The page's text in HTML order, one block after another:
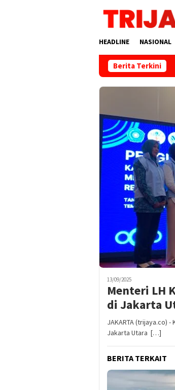
HEADLINE NASIONAL
Berita Terkini
13/09/2025
Menteri LH
di Jakarta
JAKARTA (trijaya.co)
Jakarta Utara […]
BERITA TERKAIT